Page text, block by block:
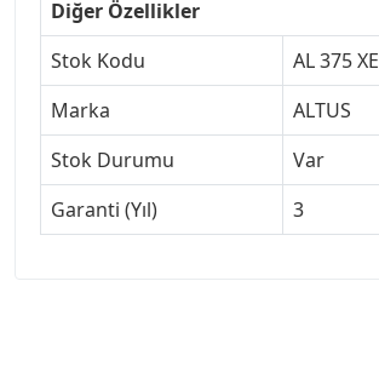
Diğer Özellikler
Stok Kodu
AL 375 XE
Marka
ALTUS
Stok Durumu
Var
Garanti (Yıl)
3